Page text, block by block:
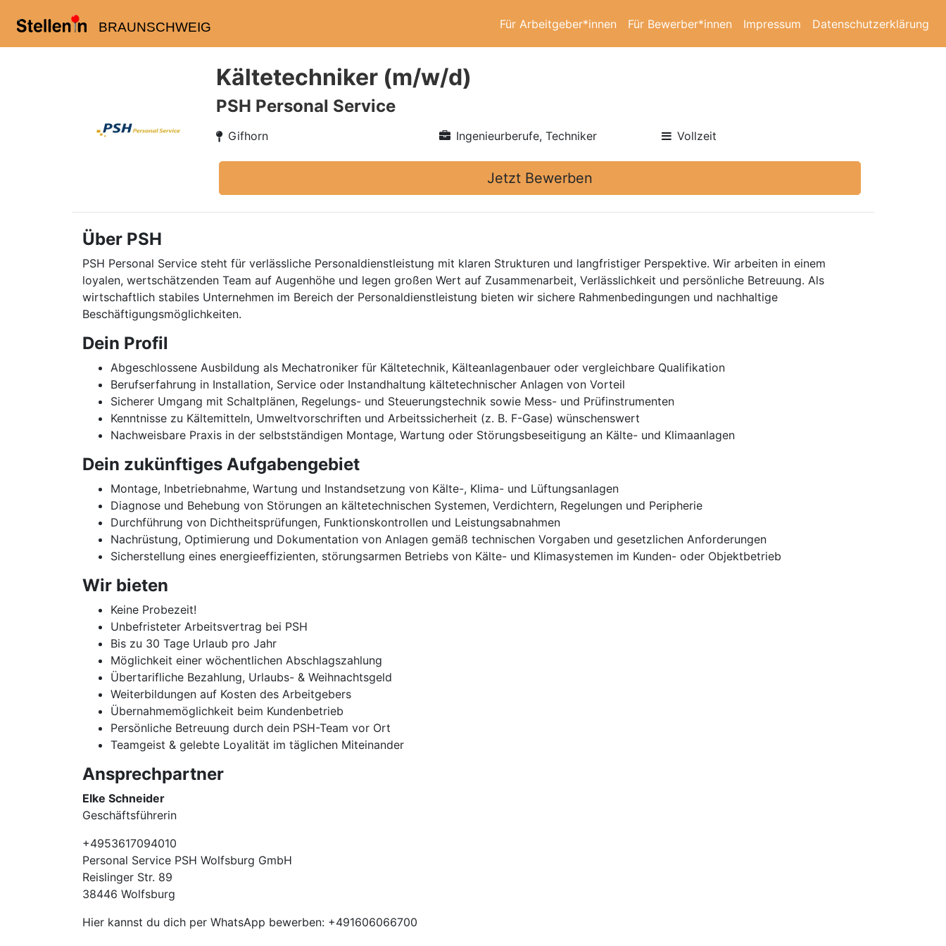
BRAUNSCHWEIG Für Arbeitgeber*innen Für Bewerber*innen Impressum Datenschutzerklärung
Kältetechniker (m/w/d)
PSH Personal Service
Gifhorn Ingenieurberufe, Techniker Vollzeit
Jetzt Bewerben
Über PSH
PSH Personal Service steht für verlässliche Personaldienstleistung mit klaren Strukturen und langfristiger Perspektive. Wir arbeiten in einem
loyalen, wertschätzenden Team auf Augenhöhe und legen großen Wert auf Zusammenarbeit, Verlässlichkeit und persönliche Betreuung. Als
wirtschaftlich stabiles Unternehmen im Bereich der Personaldienstleistung bieten wir sichere Rahmenbedingungen und nachhaltige
Beschäftigungsmöglichkeiten.
Dein Profil
Abgeschlossene Ausbildung als Mechatroniker für Kältetechnik, Kälteanlagenbauer oder vergleichbare Qualifikation
Berufserfahrung in Installation, Service oder Instandhaltung kältetechnischer Anlagen von Vorteil
Sicherer Umgang mit Schaltplänen, Regelungs- und Steuerungstechnik sowie Mess- und Prüfinstrumenten
Kenntnisse zu Kältemitteln, Umweltvorschriften und Arbeitssicherheit (z. B. F-Gase) wünschenswert
Nachweisbare Praxis in der selbstständigen Montage, Wartung oder Störungsbeseitigung an Kälte- und Klimaanlagen
Dein zukünftiges Aufgabengebiet
Montage, Inbetriebnahme, Wartung und Instandsetzung von Kälte-, Klima- und Lüftungsanlagen
Diagnose und Behebung von Störungen an kältetechnischen Systemen, Verdichtern, Regelungen und Peripherie
Durchführung von Dichtheitsprüfungen, Funktionskontrollen und Leistungsabnahmen
Nachrüstung, Optimierung und Dokumentation von Anlagen gemäß technischen Vorgaben und gesetzlichen Anforderungen
Sicherstellung eines energieeffizienten, störungsarmen Betriebs von Kälte- und Klimasystemen im Kunden- oder Objektbetrieb
Wir bieten
Keine Probezeit!
Unbefristeter Arbeitsvertrag bei PSH
Bis zu 30 Tage Urlaub pro Jahr
Möglichkeit einer wöchentlichen Abschlagszahlung
Übertarifliche Bezahlung, Urlaubs- & Weihnachtsgeld
Weiterbildungen auf Kosten des Arbeitgebers
Übernahmemöglichkeit beim Kundenbetrieb
Persönliche Betreuung durch dein PSH-Team vor Ort
Teamgeist & gelebte Loyalität im täglichen Miteinander
Ansprechpartner
Elke Schneider
Geschäftsführerin
+4953617094010
Personal Service PSH Wolfsburg GmbH
Reislinger Str. 89
38446 Wolfsburg
Hier kannst du dich per WhatsApp bewerben: +491606066700